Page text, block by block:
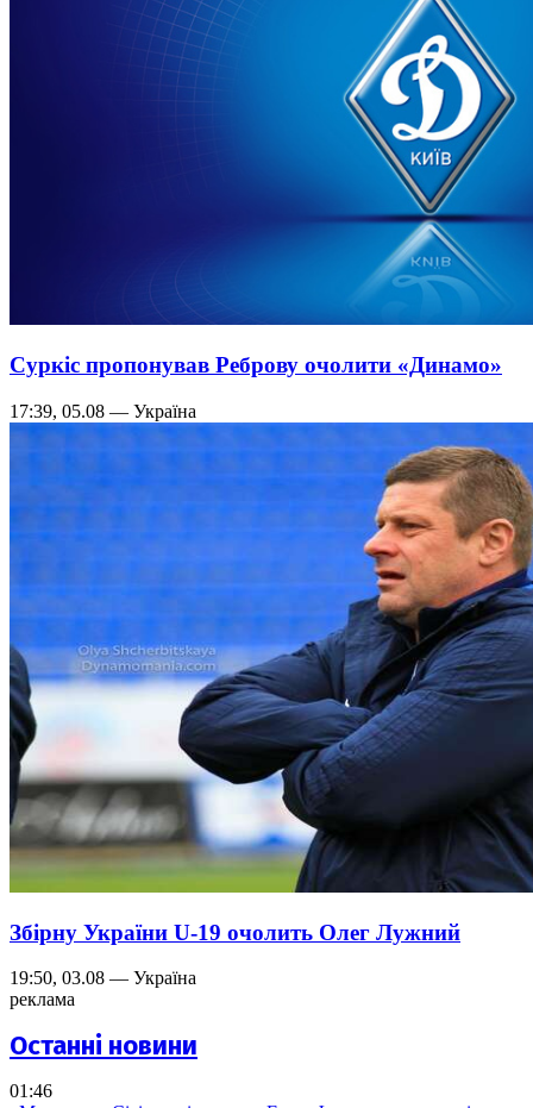
Суркіс пропонував Реброву очолити «Динамо»
17:39, 05.08 — Україна
Збірну України U-19 очолить Олег Лужний
19:50, 03.08 — Україна
реклама
Останні новини
01:46